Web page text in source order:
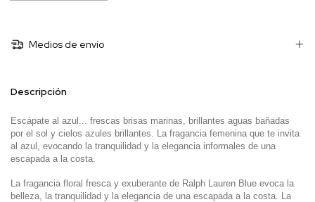
Medios de envío
Descripción
Escápate al azul... frescas brisas marinas, brillantes aguas bañadas
por el sol y cielos azules brillantes. La fragancia femenina que te invita
al azul, evocando la tranquilidad y la elegancia informales de una
escapada a la costa.
La fragancia floral fresca y exuberante de Ralph Lauren Blue evoca la
belleza, la tranquilidad y la elegancia de una escapada a la costa. La